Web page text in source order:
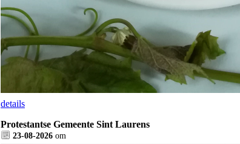
details
Protestantse Gemeente Sint Laurens
23-08-2026 om